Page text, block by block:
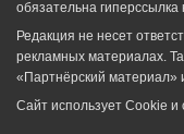
обязательна гиперссылка
Редакция не несет
рекламных материалах.
«Партнёрский материал»
Сайт использует Cookie и